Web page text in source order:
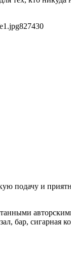
827430
подачу и
бар, сигарная